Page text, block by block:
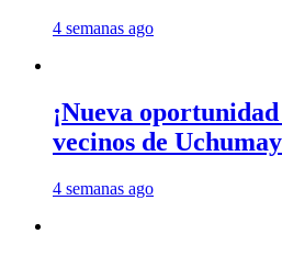
4 semanas ago
¡Nueva
vecinos de
4 semanas ago